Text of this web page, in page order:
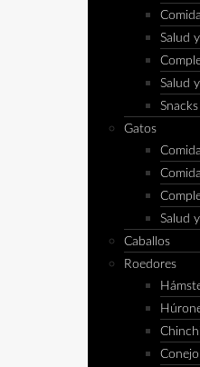
Salud
Salud
Gatos
Salud
Caballos
Roedores
Conejo